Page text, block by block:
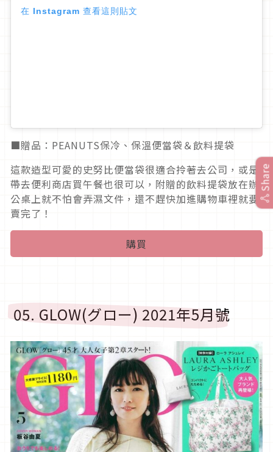
在 Instagram 查看這則貼文
■贈品：PEANUTS保冷、保溫便當袋＆飲料提袋
這款造型可愛的史努比便當袋很適合拎著去公司，或是
帶去便利商店買午餐也很可以，附贈的飲料提袋放在辦
公桌上就不怕會弄濕文件，還不趕快加進購物車裡就要
賣完了！
購買
05. GLOW(グロー) 2021年5月號
Share